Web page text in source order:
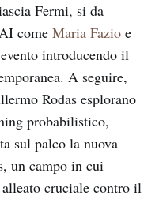
Fermi, si da
come Maria Fazio e
introducendo il
A seguire,
Rodas esplorano
probabilistico,
sul palco la nuova
un campo in cui
cruciale contro il